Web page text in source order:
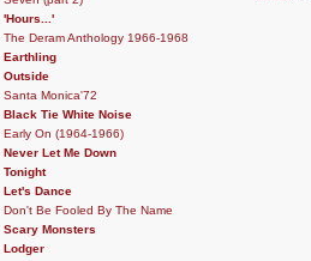
'Hours...'
The Deram Anthology 1966-1968
Earthling
Outside
Santa Monica'72
Black Tie White Noise
Early On (1964-1966)
Never Let Me Down
Tonight
Let's Dance
Don't Be Fooled By The Name
Scary Monsters
Lodger